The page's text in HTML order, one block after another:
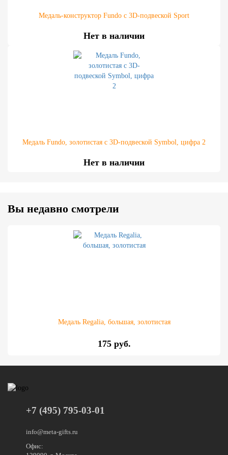
Медаль-конструктор Fundo с 3D-подвеской Sport
Нет в наличии
Медаль Fundo, золотистая с 3D-подвеской Symbol, цифра 2
Нет в наличии
Вы недавно смотрели
Медаль Regalia, большая, золотистая
175 руб.
+7 (495) 795-03-01
info@meta-gifts.ru
Офис: